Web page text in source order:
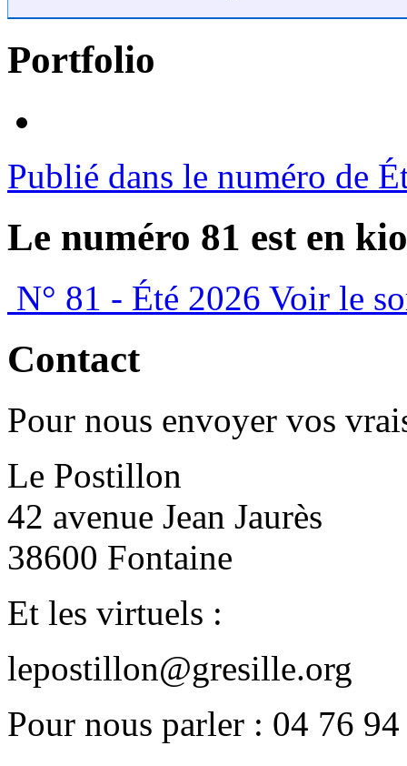
Portfolio
Publié dans le numéro de
Le numéro 81 est en
N° 81 - Été 2026 Voir le
Contact
Pour nous envoyer vos
Le Postillon
42 avenue Jean Jaurès
38600 Fontaine
Et les virtuels :
lepostillon@gresille.org
Pour nous parler : 04 76